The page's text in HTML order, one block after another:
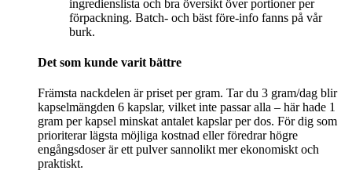
ingredienslista och bra översikt över portioner per
förpackning. Batch- och bäst före-info fanns på vår
burk.
Det som kunde varit bättre
Främsta nackdelen är priset per gram. Tar du 3 gram/dag blir
kapselmängden 6 kapslar, vilket inte passar alla – här hade 1
gram per kapsel minskat antalet kapslar per dos. För dig som
prioriterar lägsta möjliga kostnad eller föredrar högre
engångsdoser är ett pulver sannolikt mer ekonomiskt och
praktiskt.